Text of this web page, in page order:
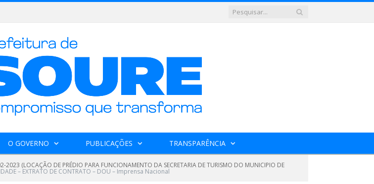
O GOVERNO PUBLICAÇÕES TRANSPARÊNCIA
2023 (LOCAÇÃO DE PRÉDIO PARA FUNCIONAMENTO DA SECRETARIA DE TURISMO DO MUNICIPIO DE
– EXTRATO DE CONTRATO – DOU – Imprensa Nacional